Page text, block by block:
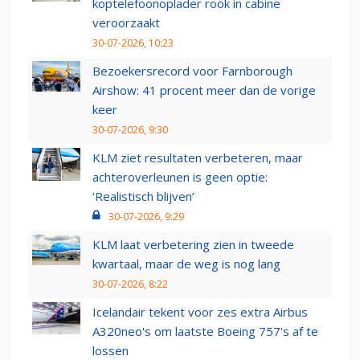
koptelefoonoplader rook in cabine
veroorzaakt
30-07-2026, 10:23
Bezoekersrecord voor Farnborough
Airshow: 41 procent meer dan de vorige
keer
30-07-2026, 9:30
KLM ziet resultaten verbeteren, maar
achteroverleunen is geen optie:
‘Realistisch blijven’
30-07-2026, 9:29
KLM laat verbetering zien in tweede
kwartaal, maar de weg is nog lang
30-07-2026, 8:22
Icelandair tekent voor zes extra Airbus
A320neo's om laatste Boeing 757's af te
lossen